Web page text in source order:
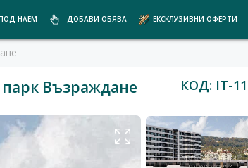
НАЕМ ДОБАВИ ОБЯВА ЕКСКЛУЗИВНИ ОФЕРТИ
парк Възраждане КОД: IT-